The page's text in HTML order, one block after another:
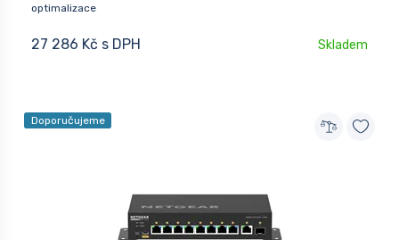
optimalizace
27 286 Kč s DPH Skladem
Doporučujeme